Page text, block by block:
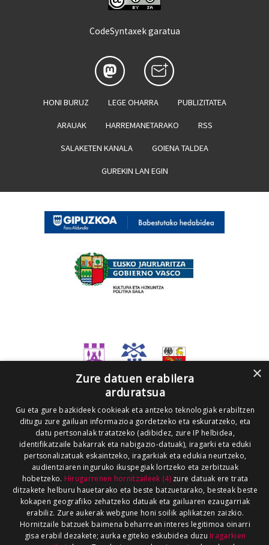
CodeSyntaxek garatua
HONI BURUZ LEGE OHARRA PUBLIZITATEA
ARAUAK HARREMANETARAKO RSS
SALAKETEN KANALA GOIENA TALDEA
GUREKIN LAN EGIN
×
Zure datuen erabilera
arduratsua
Gu eta gure bazkideek cookieak eta antzeko teknologiak erabiltzen
ditugu zure gailuan informazioa gordetzeko eta eskuratzeko, eta
datu pertsonalak tratatzeko (adibidez, zure IP helbidea,
identifikatzaile bakarrak eta nabigazio-datuak), iragarki eta eduki
pertsonalizatuak eskaintzeko, iragarkiak eta edukia neurtzeko,
audientziaren inguruko ikuspegiak lortzeko eta zerbitzuak
hobetzeko. Hirugarrenen hornitzaileek (4)zure datuak ere trata
ditzakete helburu hauetarako eta beste batzuetarako, besteak beste
kokapen geografiko zehatzeko datuak eta gailuaren ezaugarriak
erabiliz. Zure aukerak webgune honi soilik aplikatzen zaizkio.
Hornitzaile batzuek baimena beharrean interes legitimoa oinarri
gisa erabil dezakete; aurka egiteko eskubidea duzu Iragarkien